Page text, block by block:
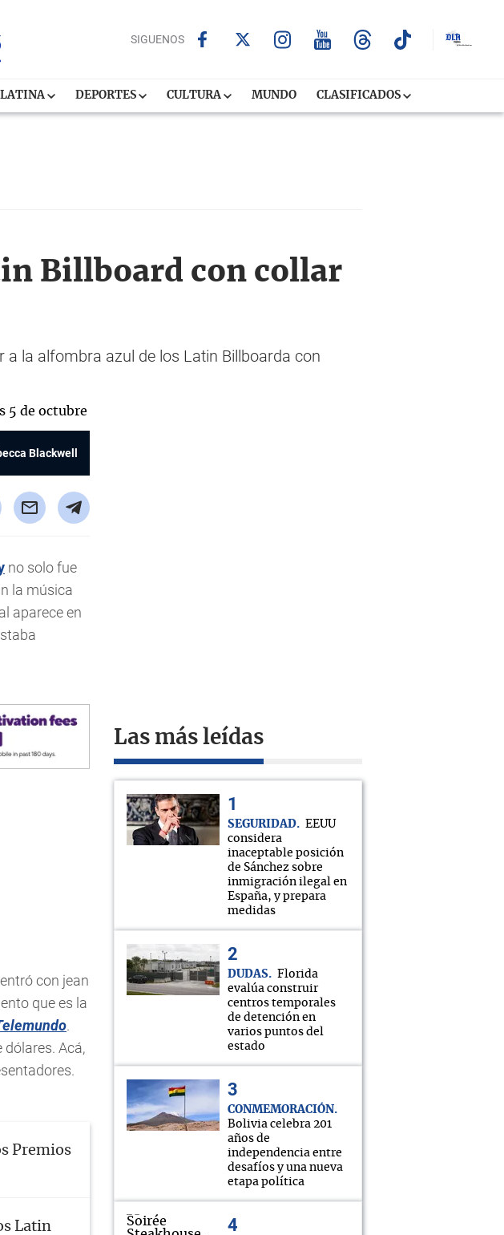
SIGUENOS
LATINA DEPORTES CULTURA MUNDO CLASIFICADOS
Billboard con collar
a la alfombra azul de los Latin Billboarda con
Blackwell
no solo fue
la música
aparece en
con jean
que es la
.
Acá,
Premios
Latin
Las más leídas
SEGURIDAD
EEUU
considera
inaceptable posición
de Sánchez sobre
inmigración ilegal en
España, y prepara
medidas
DUDAS
Florida
evalúa construir
centros temporales
de detención en
varios puntos del
estado
CONMEMORACIÓN
Bolivia celebra 201
años de
independencia entre
desafíos y una nueva
etapa política